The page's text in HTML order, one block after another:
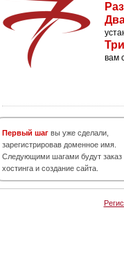
вам
Первый шаг вы уже сделали,
зарегистрировав доменное имя.
Следующими шагами будут заказ
хостинга и создание сайта.